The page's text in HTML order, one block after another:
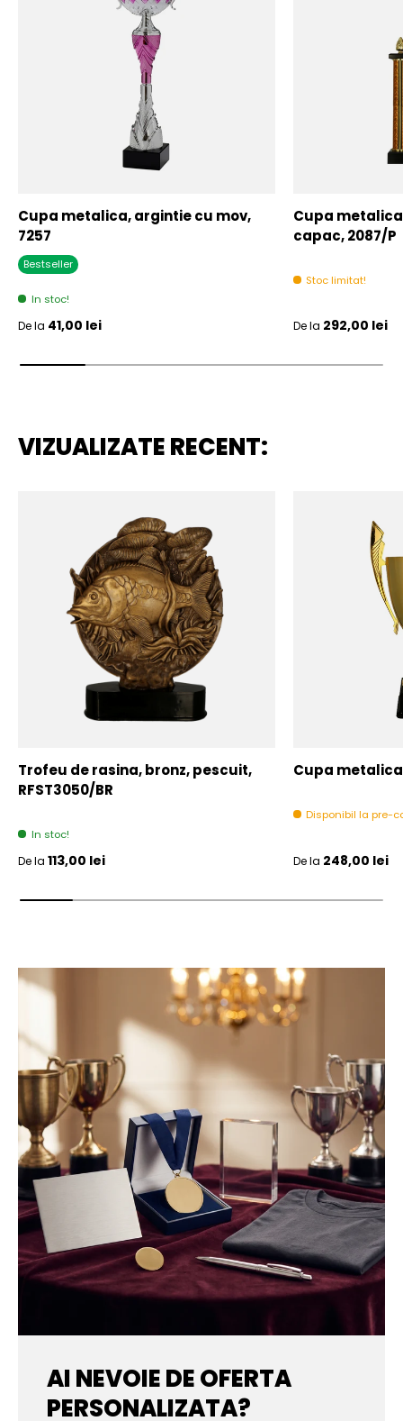
Cupa metalica, argintie cu mov,
7257
Bestseller
In stoc!
Pret initial
De la 41,00 lei
Cupa
capac, 2087/P
Stoc limitat!
Pret initial
De la 292,00 lei
VIZUALIZATE RECENT:
Trofeu de rasina, bronz, pescuit,
RFST3050/BR
In stoc!
Pret initial
De la 113,00 lei
Cupa
Disponibil la pre-
Pret initial
De la 248,00 lei
AI NEVOIE DE OFERTA
PERSONALIZATA?